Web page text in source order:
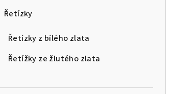
Řetízky
Řetízky z bílého zlata
Řetížky ze žlutého zlata